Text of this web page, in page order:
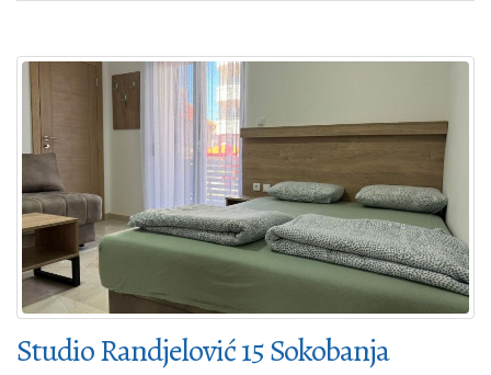
Studio Randjelović 15 Sokobanja